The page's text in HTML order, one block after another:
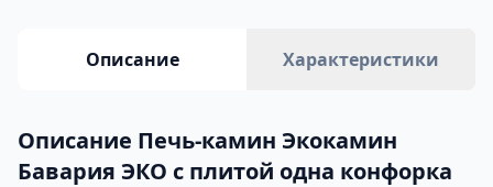
Описание Характеристики
Описание Печь-камин Экокамин
Бавария ЭКО с плитой одна конфорка